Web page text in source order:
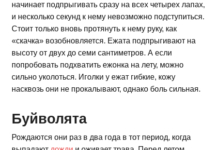
начинает подпрыгивать сразу на всех четырех лапах,
и несколько секунд к нему невозможно подступиться.
Стоит только вновь протянуть к нему руку, как
«скачка» возобновляется. Ежата подпрыгивают на
высоту от двух до семи сантиметров. А если
попробовать подхватить ежонка на лету, можно
сильно уколоться. Иголки у ежат гибкие, кожу
насквозь они не прокалывают, однако боль сильная.
Буйволята
Рождаются они раз в два года в тот период, когда